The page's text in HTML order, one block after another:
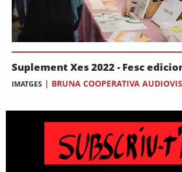
Suplement Xes 2022 - Fesc
IMATGES | BRUNA COOPERATIVA